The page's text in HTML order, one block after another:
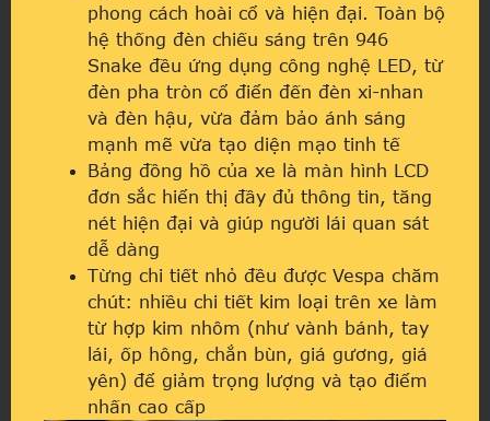
phong cách hoài cổ và hiện đại. Toàn bộ
hệ thống đèn chiếu sáng trên 946
Snake đều ứng dụng công nghệ LED, từ
đèn pha tròn cổ điển đến đèn xi-nhan
và đèn hậu, vừa đảm bảo ánh sáng
mạnh mẽ vừa tạo diện mạo tinh tế
Bảng đồng hồ của xe là màn hình LCD
đơn sắc hiển thị đầy đủ thông tin, tăng
nét hiện đại và giúp người lái quan sát
dễ dàng
Từng chi tiết nhỏ đều được Vespa chăm
chút: nhiều chi tiết kim loại trên xe làm
từ hợp kim nhôm (như vành bánh, tay
lái, ốp hông, chắn bùn, giá gương, giá
yên) để giảm trọng lượng và tạo điểm
nhấn cao cấp